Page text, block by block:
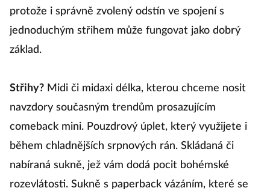
protože i správně zvolený odstín ve spojení s
jednoduchým střihem může fungovat jako dobrý
základ.
Střihy? Midi či midaxi délka, kterou chceme nosit
navzdory současným trendům prosazujícím
comeback mini. Pouzdrový úplet, který využijete i
během chladnějších srpnových rán. Skládaná či
nabíraná sukně, jež vám dodá pocit bohémské
rozevlátosti. Sukně s paperback vázáním, které se